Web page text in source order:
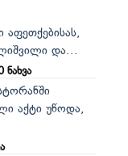
და...
ნახვა
აქტი უწოდა,